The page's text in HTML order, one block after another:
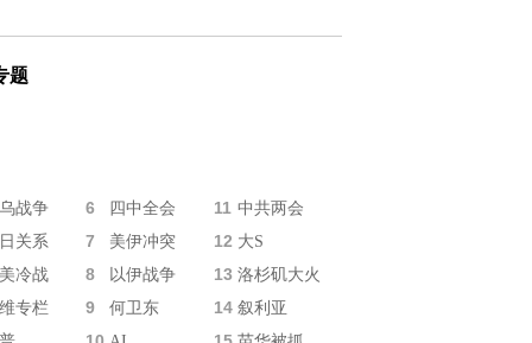
题
战争 6 四中全会 11 中共两会
关系
7 美伊冲突 12 大S
冷战
8 以伊战争 13 洛杉矶大火
专栏
9 何卫东 14 叙利亚